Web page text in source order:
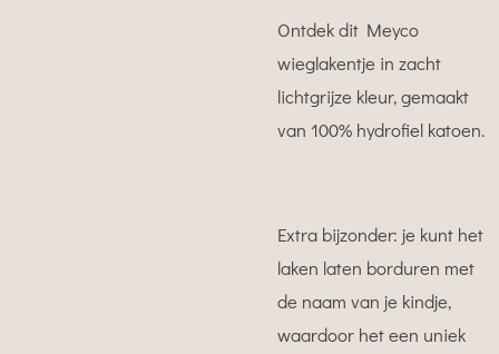
Ontdek dit Meyco
wieglakentje in zacht
lichtgrijze kleur, gemaakt
van 100% hydrofiel katoen.
Extra bijzonder: je kunt het
laken laten borduren met
de naam van je kindje,
waardoor het een uniek